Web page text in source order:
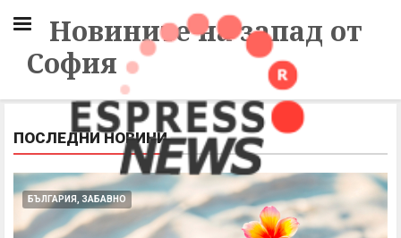
Новините на запад от
София
ПОСЛЕДНИ НОВИНИ
БЪЛГАРИЯ, ЗАБАВНО